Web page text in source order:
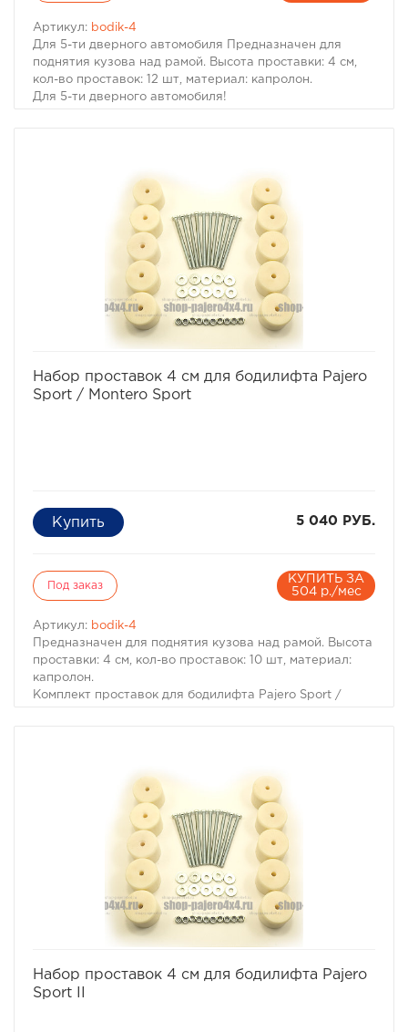
Артикул: bodik-4
Для 5-ти дверного автомобиля Предназначен для
поднятия кузова над рамой. Высота проставки: 4 см,
кол-во проставок: 12 шт, материал: капролон.
Для 5-ти дверного автомобиля!
условиях офф-роуд.
В комплект проставок для бодилифта Pajero II /
Montero II входят сами проставки, а также болты, гайки
и шайбы для крепления.
Характеристики Комплекта проставок для бодилифта
Pajero II / Montero II:
· Высота проставки: 4 см
· Кол-во проставок: 12 шт
· Материал: капролон
Комплект проставок для бодилифта Pajero II / Montero
Набор проставок 4 см для бодилифта Pajero
Sport / Montero Sport
5 040 РУБ.
Под заказ
КУПИТЬ ЗА
504 р./мес
Артикул: bodik-4
Предназначен для поднятия кузова над рамой. Высота
проставки: 4 см, кол-во проставок: 10 шт, материал:
капролон.
Комплект проставок для бодилифта Pajero Sport /
В комплект проставок для бодилифта Pajero Sport /
Montero Sport входят сами проставки, а также болты,
гайки и шайбы для крепления.
Характеристики Комплекта проставок для бодилифта
Pajero Sport / Montero Sport:
· Высота проставки: 4 см
· Кол-во проставок: 10 шт
· Материал: капролон
Набор проставок 4 см для бодилифта Pajero
Sport II